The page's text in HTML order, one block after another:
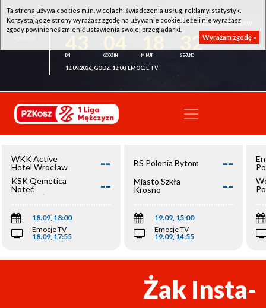
WKK ACTIVE HOTEL WROCŁAW - KSK QEMETICA NOTEĆ INOWROCŁAW
32
18.09.2026, GODZ. 18:00, EMOCJE TV
WKK Active
Hotel Wrocław
--
KSK Qemetica
Noteć
Inowrocław
--
18.09, 18:00
Emocje TV
18.09, 17:55
BS Polonia Bytom --
Miasto Szkła
Krosno
--
19.09, 15:00
Emocje TV
19.09, 14:55
Żak Insta-
Ta strona używa cookies m.in. w celach: świadczenia usług, reklamy, statystyk.
Korzystając ze strony wyrażasz zgodę na używanie cookie. Jeżeli nie wyrażasz
zgody powinieneś zmienić ustawienia swojej przeglądarki.
Wyrażam zgodę »